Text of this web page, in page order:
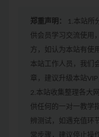
郑重声明：
1.本站所
供会员学习交流使用
方，如认为本站有使
本站工作人员，我们
章，建议升级本站VIP
2.本站收集整理各大
供任何的一对一教学
辨测试，如遇充值环
常步骤，建议停止操